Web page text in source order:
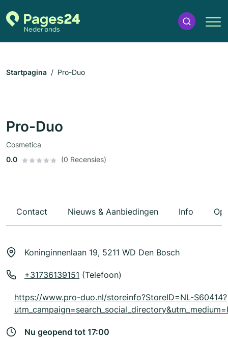
Startpagina Pro-Duo
Pro-Duo
Cosmetica
0.0
(0 Recensies)
Contact Nieuws & Aanbiedingen Info
Koninginnenlaan 19, 5211 WD Den Bosch
+31736139151 (Telefoon)
https://www.pro-duo.nl/storeinfo?StoreID=NL-S60414?
Nu geopend tot 17:00